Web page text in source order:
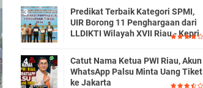
Predikat Terbaik Kategori SPMI,
UIR Borong 11 Penghargaan dari
LLDIKTI Wilayah XVII Riau - Kepri
Catut Nama Ketua PWI Riau, Akun
WhatsApp Palsu Minta Uang Tiket
ke Jakarta